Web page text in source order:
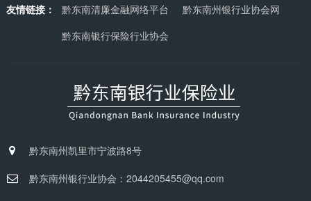
友情链接： 黔东南清廉金融网络平台
黔东南州银行业协会网
黔东南银行保险行业协会
黔东南州凯里市宁波路8号
黔东南州银行业协会：2044205455@qq.com